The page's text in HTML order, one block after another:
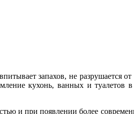
запахов, не разрушается от
кухонь, ванных и туалетов
и при появлении более